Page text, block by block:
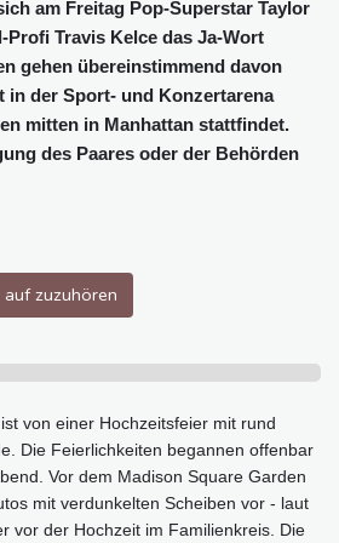
am Freitag Pop-Superstar Taylor
Travis Kelce das Ja-Wort
gehen übereinstimmend davon
in der Sport- und Konzertarena
mitten in Manhattan stattfindet.
des Paares oder der Behörden
zuzuhören
von einer Hochzeitsfeier mit rund
Die Feierlichkeiten begannen offenbar
Vor dem Madison Square Garden
mit verdunkelten Scheiben vor - laut
vor der Hochzeit im Familienkreis. Die